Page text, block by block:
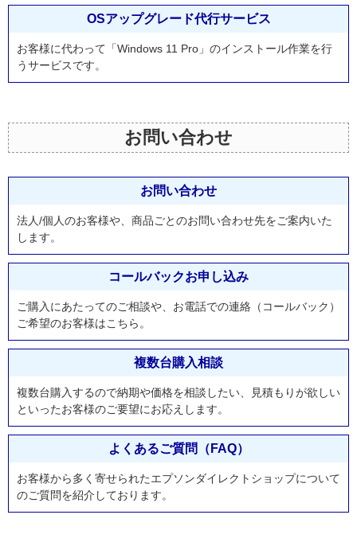
OSアップグレード代行サービス
お客様に代わって「Windows 11 Pro」のインストール作業を行
うサービスです。
お問い合わせ
お問い合わせ
法人/個人のお客様や、商品ごとのお問い合わせ先をご案内いた
します。
コールバックお申し込み
ご購入にあたってのご相談や、お電話での連絡（コールバック）
ご希望のお客様はこちら。
複数台購入相談
複数台購入するので納期や価格を相談したい、見積もりが欲しい
といったお客様のご要望にお応えします。
よくあるご質問（FAQ）
お客様から多く寄せられたエプソンダイレクトショップについて
のご質問を紹介しております。